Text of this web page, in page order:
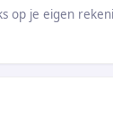
op je eigen